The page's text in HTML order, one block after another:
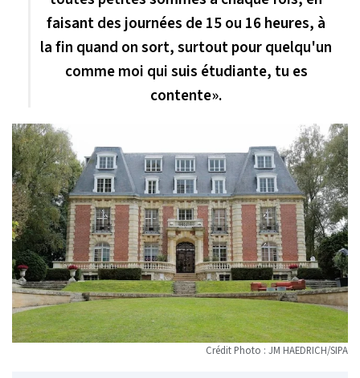
faisant des journées de 15 ou 16 heures, à
la fin quand on sort, surtout pour quelqu'un
comme moi qui suis étudiante, tu es
contente».
Crédit Photo : JM HAEDRICH/SIPA